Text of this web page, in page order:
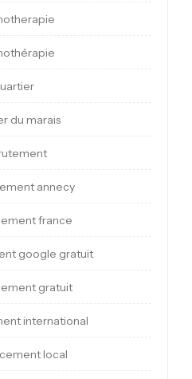
du marais
annecy
france
google gratuit
gratuit
international
local